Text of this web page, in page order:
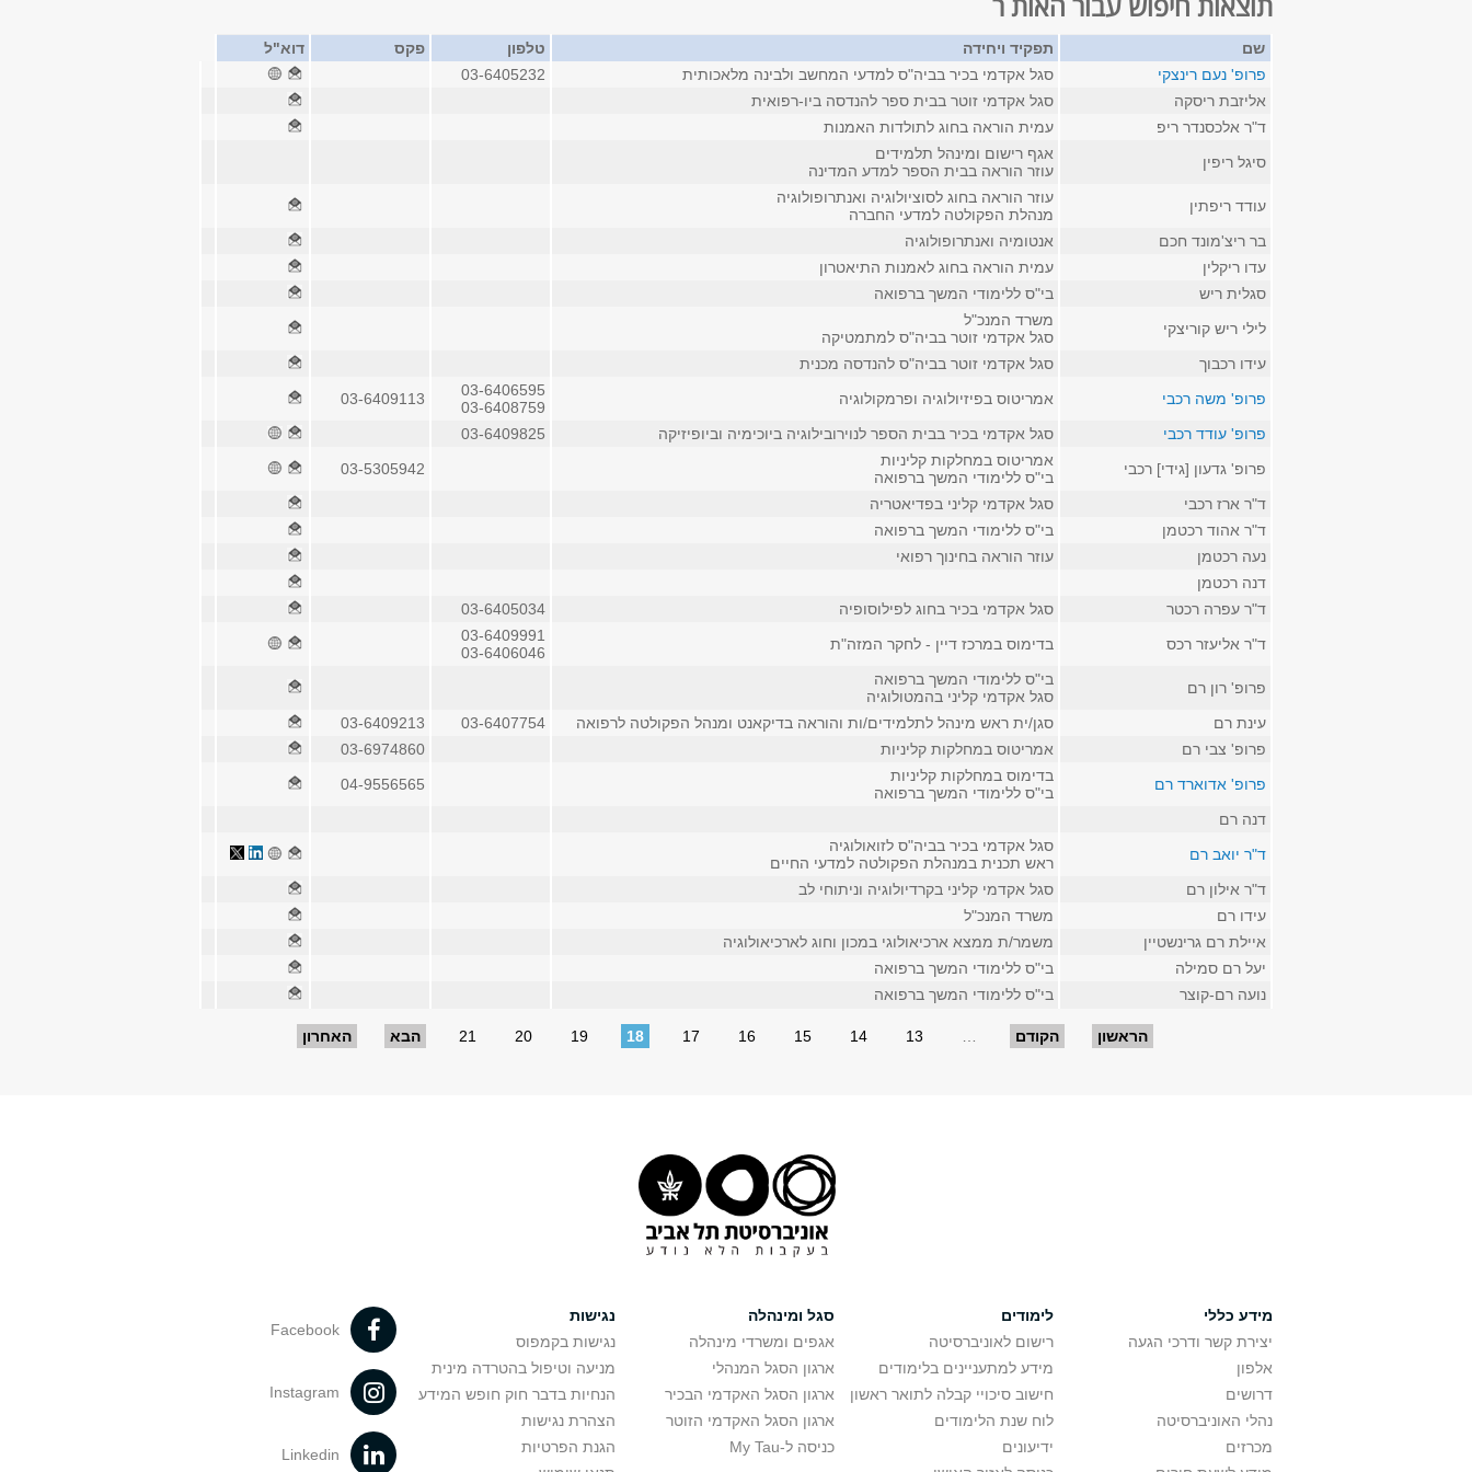
שם תפקיד ויחידה טלפון פקס
דוא"ל
פרופ' נעם רינצקי
סגל אקדמי בכיר בביה"ס למדעי המחשב ולבינה מלאכותית
03-6405232
אליזבת ריסקה
סגל אקדמי זוטר בבית ספר להנדסה ביו-רפואית
ד"ר אלכסנדר ריפ
עמית הוראה בחוג לתולדות האמנות
סיגל ריפין
אגף רישום ומינהל תלמידים
עוזר הוראה בבית הספר למדע המדינה
עודד ריפתין
עוזר הוראה בחוג לסוציולוגיה ואנתרופולוגיה
מנהלת הפקולטה למדעי החברה
בר ריצ'מונד חכם
אנטומיה ואנתרופולוגיה
עדו ריקלין
עמית הוראה בחוג לאמנות התיאטרון
סגלית ריש
בי"ס ללימודי המשך ברפואה
לילי ריש קוריצקי
משרד המנכ"ל
סגל אקדמי זוטר בביה"ס למתמטיקה
עידו רכבוך
סגל אקדמי זוטר בביה"ס להנדסה מכנית
פרופ' משה רכבי
אמריטוס בפיזיולוגיה ופרמקולוגיה
03-6406595
03-6408759
03-6409113
פרופ' עודד רכבי
סגל אקדמי בכיר בבית הספר לנוירובילוגיה ביוכימיה וביופיזיקה
03-6409825
פרופ' גדעון [גידי] רכבי
אמריטוס במחלקות קליניות
בי"ס ללימודי המשך ברפואה
03-5305942
ד"ר ארז רכבי
סגל אקדמי קליני בפדיאטריה
ד"ר אהוד רכטמן
בי"ס ללימודי המשך ברפואה
נעה רכטמן
עוזר הוראה בחינוך רפואי
דנה רכטמן
ד"ר עפרה רכטר
סגל אקדמי בכיר בחוג לפילוסופיה
03-6405034
ד"ר אליעזר רכס
בדימוס במרכז דיין - לחקר המזה"ת
03-6409991
03-6406046
פרופ' רון רם
בי"ס ללימודי המשך ברפואה
סגל אקדמי קליני בהמטולוגיה
עינת רם
סגן/ית ראש מינהל לתלמידים/ות והוראה בדיקאנט ומנהל הפקולטה לרפואה 03-6407754
03-6409213
פרופ' צבי רם
אמריטוס במחלקות קליניות
03-6974860
פרופ' אדוארד רם
בדימוס במחלקות קליניות
בי"ס ללימודי המשך ברפואה
04-9556565
דנה רם
ד"ר יואב רם
סגל אקדמי בכיר בביה"ס לזואולוגיה
ראש תכנית במנהלת הפקולטה למדעי החיים
ד"ר אילון רם
סגל אקדמי קליני בקרדיולוגיה וניתוחי לב
עידו רם
משרד המנכ"ל
איילת רם גרינשטיין
משמר/ת ממצא ארכיאולוגי במכון וחוג לארכיאולוגיה
יעל רם סמילה
בי"ס ללימודי המשך ברפואה
נועה רם-קוצר
בי"ס ללימודי המשך ברפואה
הראשון הקודם 13
14
15
16
17
18
19
20
21 הבא האחרון
מידע כללי
יצירת קשר ודרכי הגעה
אלפון
דרושים
נהלי האוניברסיטה
מכרזים
לימודים
רישום לאוניברסיטה
מידע למתעניינים בלימודים
חישוב סיכויי קבלה לתואר ראשון
לוח שנת הלימודים
ידיעונים
סגל ומינהלה
אגפים ומשרדי מינהלה
ארגון הסגל המנהלי
ארגון הסגל האקדמי הבכיר
ארגון הסגל האקדמי הזוטר
כניסה ל-My Tau
נגישות
נגישות בקמפוס
מניעה וטיפול בהטרדה מינית
הנחיות בדבר חוק חופש המידע
הצהרת נגישות
הגנת הפרטיות
Facebook
Instagram
Linkedin